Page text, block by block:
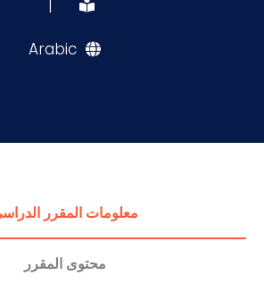
|
Arabic
معلومات المقرر
محتوى المقرر